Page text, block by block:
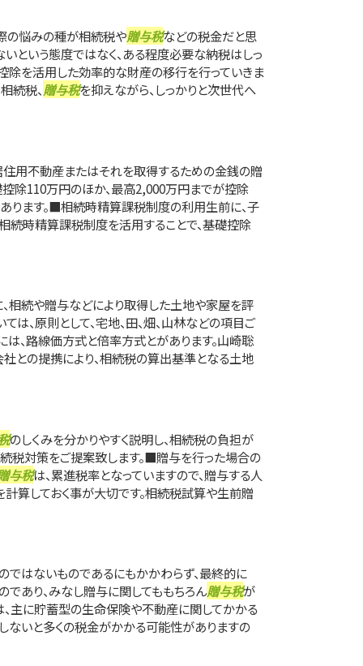
の悩みの種が相続税や贈与税などの税金だと思
いという態度ではなく、ある程度必要な納税はしっ
除を活用した効率的な財産の移行を行っていきま
続税、贈与税を抑えながら、しっかりと次世代へ
用不動産またはそれを取得するための金銭の贈
除110万円のほか、最高2,000万円までが控除
ります。■相続時精算課税制度の利用生前に、子
続時精算課税制度を活用することで、基礎控除
相続や贈与などにより取得した土地や家屋を評
は、原則として、宅地、田、畑、山林などの項目ご
は、路線価方式と倍率方式とがあります。山崎聡
との提携により、相続税の算出基準となる土地
のしくみを分かりやすく説明し、相続税の負担が
税対策をご提案致します。■贈与を行った場合の
与税は、累進税率となっていますので、贈与する人
算しておく事が大切です。相続税試算や生前贈
ではないものであるにもかかわらず、最終的に
のであり、みなし贈与に関してももちろん贈与税が
、主に貯蓄型の生命保険や不動産に関してかかる
ないと多くの税金がかかる可能性がありますの